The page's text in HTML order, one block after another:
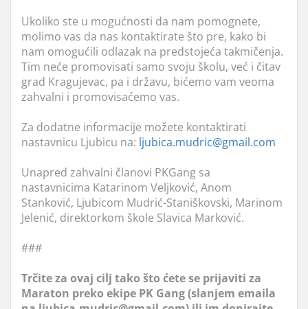
Ukoliko ste u mogućnosti da nam pomognete,
molimo vas da nas kontaktirate što pre, kako bi
nam omogućili odlazak na predstojeća takmičenja.
Tim neće promovisati samo svoju školu, već i čitav
grad Kragujevac, pa i državu, bićemo vam veoma
zahvalni i promovisaćemo vas.
Za dodatne informacije možete kontaktirati
nastavnicu Ljubicu na: ljubica.mudric@gmail.com
Unapred zahvalni članovi PKGang sa
nastavnicima Katarinom Veljković, Anom
Stanković, Ljubicom Mudrić-Staniškovski, Marinom
Jelenić, direktorkom škole Slavica Marković.
###
Trčite za ovaj cilj tako što ćete se prijaviti za
Maraton preko ekipe PK Gang (slanjem emaila